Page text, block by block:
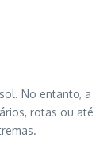
No entanto, a
rotas ou até